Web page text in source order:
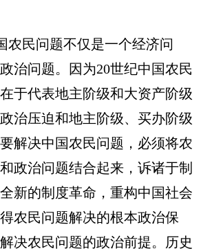
农民问题不仅是一个经济问
治问题。因为20世纪中国农民
于代表地主阶级和大资产阶级
治压迫和地主阶级、买办阶级
解决中国农民问题，必须将农
政治问题结合起来，诉诸于制
新的制度革命，重构中国社会
农民问题解决的根本政治保
决农民问题的政治前提。历史